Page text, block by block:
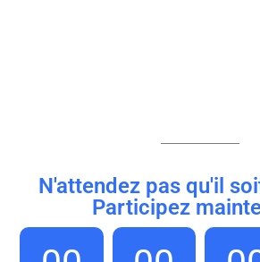
N'attendez pas qu'il
Participez